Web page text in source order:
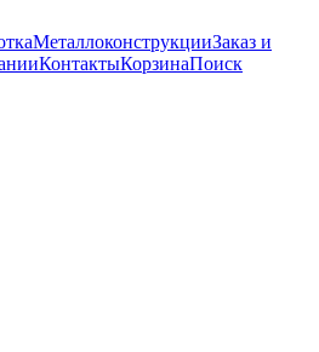
МеталлоконструкцииЗаказ и
КонтактыКорзинаПоиск